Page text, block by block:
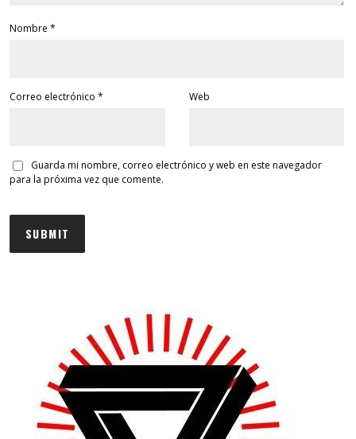
Nombre *
Correo electrónico * Web
Guarda mi nombre, correo electrónico y web en este navegador
para la próxima vez que comente.